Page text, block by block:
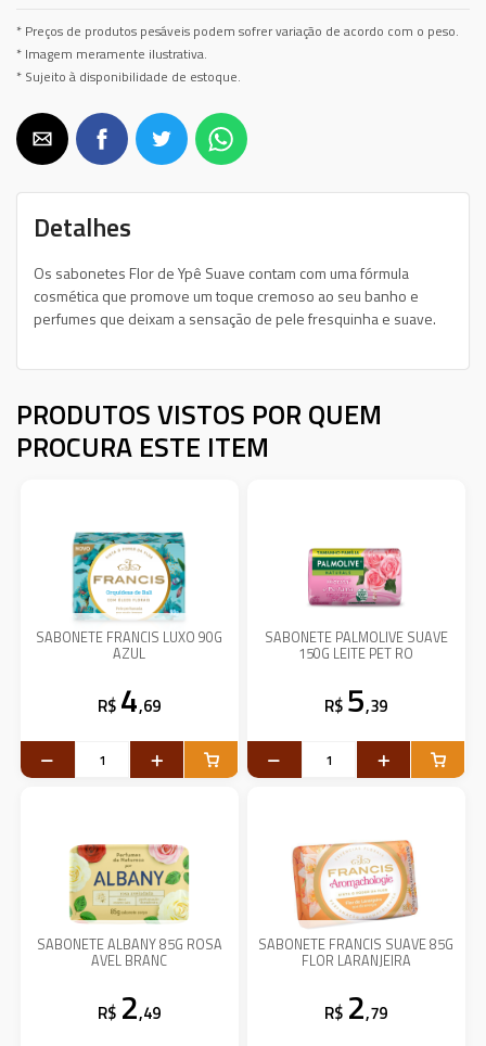
* Preços de produtos pesáveis podem sofrer variação de acordo com o peso.
* Imagem meramente ilustrativa.
* Sujeito à disponibilidade de estoque.
Detalhes
Os sabonetes Flor de Ypê Suave contam com uma fórmula
cosmética que promove um toque cremoso ao seu banho e
perfumes que deixam a sensação de pele fresquinha e suave.
PRODUTOS VISTOS POR QUEM
PROCURA ESTE ITEM
SABONETE FRANCIS LUXO 90G
AZUL
R$ 4,69
SABONETE PALMOLIVE SUAVE
150G LEITE PET RO
R$ 5,39
SABONETE ALBANY 85G ROSA
AVEL BRANC
R$ 2,49
SABONETE FRANCIS SUAVE 85G
FLOR LARANJEIRA
R$ 2,79